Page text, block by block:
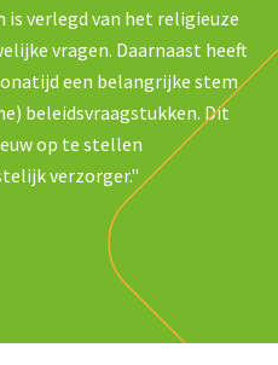
is verlegd van het religieuze
vragen. Daarnaast heeft
een belangrijke stem
beleidsvraagstukken. Dit
op te stellen
verzorger."